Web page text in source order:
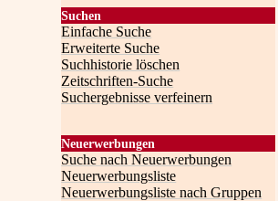
Suchen
Einfache Suche
Erweiterte Suche
Suchhistorie löschen
Zeitschriften-Suche
Suchergebnisse verfeinern
Neuerwerbungen
Suche nach Neuerwerbungen
Neuerwerbungsliste
Neuerwerbungsliste nach Gruppen